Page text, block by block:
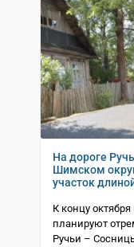
На дороге
Шимском
участок
К концу
планируют
Ручьи –